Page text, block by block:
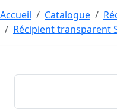
Accueil Catalogue
Récipient transparent